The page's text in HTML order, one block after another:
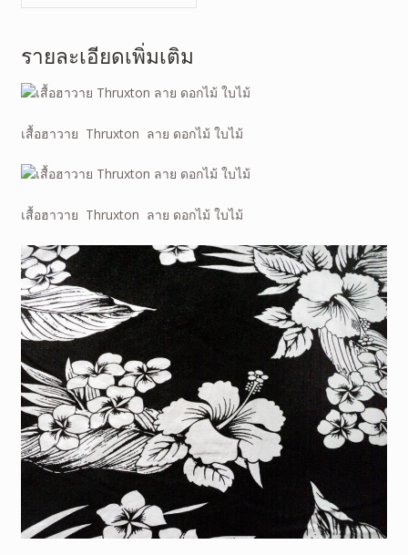
รายละเอียดเพิ่มเติม
เสื้อฮาวาย Thruxton ลาย ดอกไม้ ใบไม้
เสื้อฮาวาย Thruxton ลาย ดอกไม้ ใบไม้